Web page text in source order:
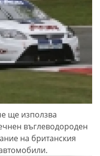
ще използва
въглеводороден
на британския